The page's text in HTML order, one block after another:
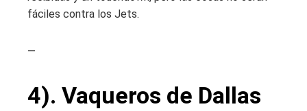
fáciles contra los Jets.
—
4). Vaqueros de Dallas